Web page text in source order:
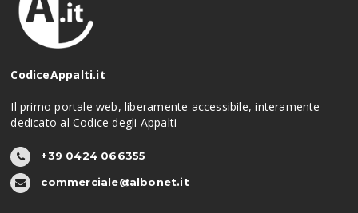
CodiceAppalti.it
Il primo portale web, liberamente accessibile, interamente
dedicato al Codice degli Appalti
+39 0424 066355
commerciale@albonet.it